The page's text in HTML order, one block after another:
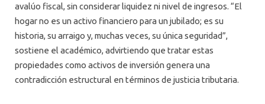
avalúo fiscal, sin considerar liquidez ni nivel de ingresos. “El
hogar no es un activo financiero para un jubilado; es su
historia, su arraigo y, muchas veces, su única seguridad”,
sostiene el académico, advirtiendo que tratar estas
propiedades como activos de inversión genera una
contradicción estructural en términos de justicia tributaria.